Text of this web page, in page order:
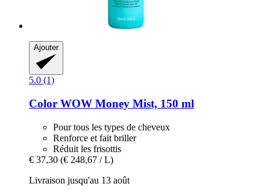
Ajouter
5.0 (1)
Color WOW Money Mist, 150 ml
Pour tous les types de cheveux
Renforce et fait briller
Réduit les frisottis
€ 37,30 (€ 248,67 / L)
Livraison jusqu'au 13 août